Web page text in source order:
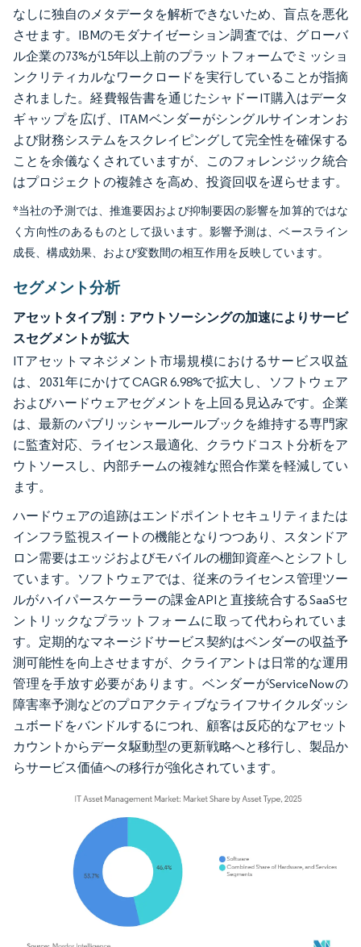
なしに独自のメタデータを解析できないため、盲点を悪化
させます。IBMのモダナイゼーション調査では、グローバ
ル企業の73%が15年以上前のプラットフォームでミッショ
ンクリティカルなワークロードを実行していることが指摘
されました。経費報告書を通じたシャドーIT購入はデータ
ギャップを広げ、ITAMベンダーがシングルサインオンお
よび財務システムをスクレイピングして完全性を確保する
ことを余儀なくされていますが、このフォレンジック統合
はプロジェクトの複雑さを高め、投資回収を遅らせます。
*当社の予測では、推進要因および抑制要因の影響を加算的ではな
く方向性のあるものとして扱います。影響予測は、ベースライン
成長、構成効果、および変数間の相互作用を反映しています。
セグメント分析
アセットタイプ別：アウトソーシングの加速によりサービ
スセグメントが拡大
ITアセットマネジメント市場規模におけるサービス収益
は、2031年にかけてCAGR 6.98%で拡大し、ソフトウェア
およびハードウェアセグメントを上回る見込みです。企業
は、最新のパブリッシャールールブックを維持する専門家
に監査対応、ライセンス最適化、クラウドコスト分析をア
ウトソースし、内部チームの複雑な照合作業を軽減してい
ます。
ハードウェアの追跡はエンドポイントセキュリティまたは
インフラ監視スイートの機能となりつつあり、スタンドア
ロン需要はエッジおよびモバイルの棚卸資産へとシフトし
ています。ソフトウェアでは、従来のライセンス管理ツー
ルがハイパースケーラーの課金APIと直接統合するSaaSセ
ントリックなプラットフォームに取って代わられていま
す。定期的なマネージドサービス契約はベンダーの収益予
測可能性を向上させますが、クライアントは日常的な運用
管理を手放す必要があります。ベンダーがServiceNowの
障害率予測などのプロアクティブなライフサイクルダッシ
ュボードをバンドルするにつれ、顧客は反応的なアセット
カウントからデータ駆動型の更新戦略へと移行し、製品か
らサービス価値への移行が強化されています。